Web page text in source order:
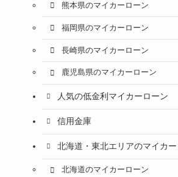
熊本県のマイカーローン
福岡県のマイカーローン
長崎県のマイカーローン
鹿児島県のマイカーローン
人気の低金利マイカーローン
信用金庫
北海道・東北エリアのマイカ
北海道のマイカーローン